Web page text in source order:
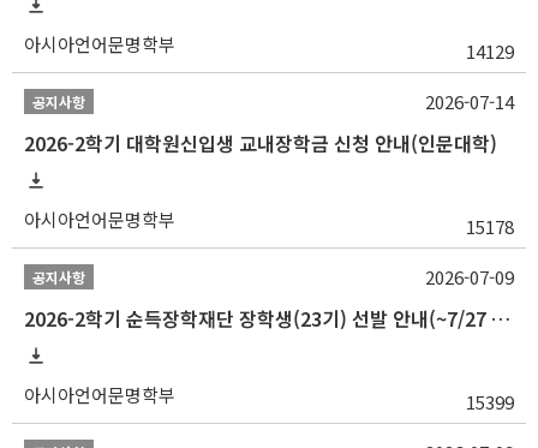
아시아언어문명학부 14129
공지사항
2026-2학기 대학원신입생 교내장학금 신청 안내(인문대학)
아시아언어문명학부 15178
2026-07-14
공지사항
2026-2학기 순득장학재단 장학생(23기) 선발 안내(~7/27 10:00)
아시아언어문명학부 15399
2026-07-09